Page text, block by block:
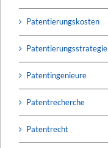
Patentierungskosten
Patentierungsstrategie
Patentingenieure
Patentrecherche
Patentrecht